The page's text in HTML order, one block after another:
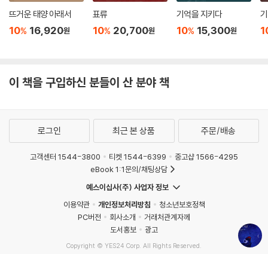
그 밖에, 볼라뇨가 가족과 함께 멕시코로 이주해서 새로운 환경에 적응하
던 때의 모습을 엿볼 수 있는 단편 「콜로니아 린다비스타」, 1998년과 199
매 이야기를 다룬 단편 「근육」 등을 비롯한 총 19편의 작품들이 수록되어
는 결말들에서마저 독특한 긴장과 시적인 여운을 발생시키며 독자들을 비
밀스러운 매혹으로 초대한다. 이그나시오 에체바리아는 이 책의 서문에서
이러한 볼라뇨 작품들의 흡입력을 지적하며, 마치 카프카의 일기나 유고를
읽을 때와 비슷한 경험을 독자들에게 선사한다고 언급하고 있다.
뜨거운 태양 아래서
10% 16,920원
표류
10% 20,700원
기억을 지키다
10% 15,300원
이 책을 구입하신 분들이 산 분야 책
로그인 최근 본 상품 주문/배송
고객센터 1544-3800 티켓 1544-6399
중고샵 1566-4295
eBook 1:1문의/채팅상담
예스이십사(주) 사업자 정보
이용약관
개인정보처리방침
청소년보호정책
PC버전
회사소개
거래처관계자께
도서홍보
광고
Copyright © YES24 Corp. All Rights Reserved.